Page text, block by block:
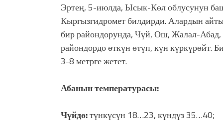
Эртең, 5-июлда, Ысык-Көл облусунун
Кыргызгидромет билдирди. Алардын
бир райондорунда, Чүй, Ош, Жалал-Абад,
райондордо өткүн өтүп, күн
3-8 метрге жетет.
Абанын температурасы:
Чүйдө:түнкүсүн 18…23, күндүз 35…40;